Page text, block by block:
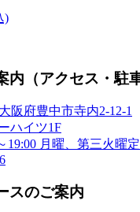
)
内 （アクセス・駐
阪府豊中市寺内2-12-1
ハイツ1F
19:00 月曜、第三火曜
スのご案内